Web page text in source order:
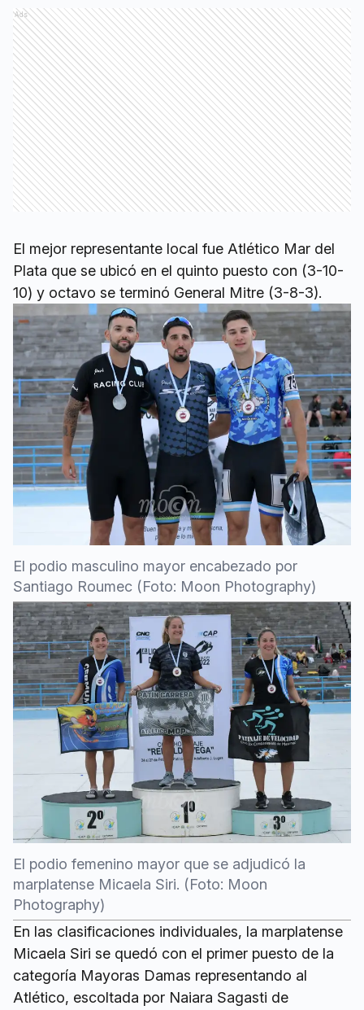
Ads
El mejor representante local fue Atlético Mar del
Plata que se ubicó en el quinto puesto con (3-10-
10) y octavo se terminó General Mitre (3-8-3).
El podio masculino mayor encabezado por
Santiago Roumec (Foto: Moon Photography)
El podio femenino mayor que se adjudicó la
marplatense Micaela Siri. (Foto: Moon
Photography)
En las clasificaciones individuales, la marplatense
Micaela Siri se quedó con el primer puesto de la
categoría Mayoras Damas representando al
Atlético, escoltada por Naiara Sagasti de